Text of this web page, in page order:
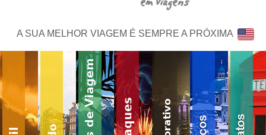
A SUA MELHOR VIAGEM É SEMPRE A PRÓXIMA